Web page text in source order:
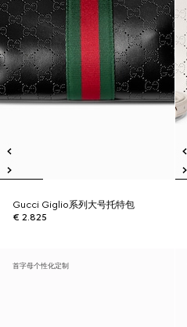
Gucci Giglio系列大号托特包
€ 2.825
首字母个性化定制